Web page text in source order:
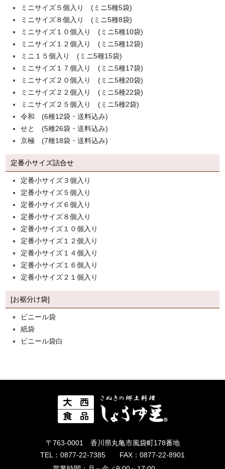
ミニサイズ５個入り (ミニ5種5袋)
ミニサイズ８個入り (ミニ5種8袋)
ミニサイズ１０個入り (ミニ5種10袋)
ミニサイズ１２個入り (ミニ5種12袋)
ミニ１５個入り (ミニ5種15袋)
ミニサイズ１７個入り (ミニ5種17袋)
ミニサイズ２０個入り (ミニ5種20袋)
ミニサイズ２２個入り (ミニ5種22袋)
ミニサイズ２５個入り (ミニ5種2袋)
令和 (6種12袋・送料込み)
せと (5種26袋・送料込み)
京極 (7種18袋・送料込み)
定番小サイズ詰合せ
定番小サイズ３個入り
定番小サイズ５個入り
定番小サイズ６個入り
定番小サイズ８個入り
定番小サイズ１０個入り
定番小サイズ１２個入り
定番小サイズ１４個入り
定番小サイズ１６個入り
定番小サイズ２１個入り
[お裾分け袋]
ビニール袋
紙袋
ビニール袋白
〒763-0001 香川県丸亀市風袋町178番地
TEL：0877-22-7385 FAX：0877-22-8901